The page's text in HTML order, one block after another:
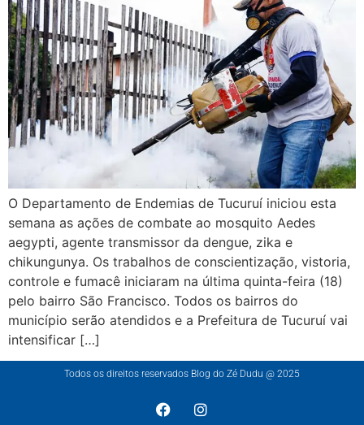
O Departamento de Endemias de Tucuruí iniciou esta
semana as ações de combate ao mosquito Aedes
aegypti, agente transmissor da dengue, zika e
chikungunya. Os trabalhos de conscientização, vistoria,
controle e fumacê iniciaram na última quinta-feira (18)
pelo bairro São Francisco. Todos os bairros do
município serão atendidos e a Prefeitura de Tucuruí vai
intensificar […]
Todos os direitos reservados Blog do Zé Dudu @ 2025